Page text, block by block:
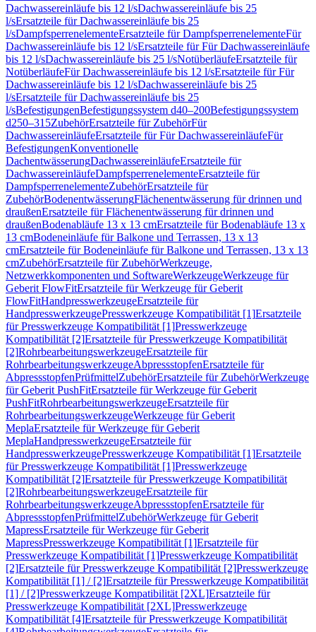
Dachwassereinläufe bis 12 l/sDachwassereinläufe bis 25
l/sErsatzteile für Dachwassereinläufe bis 25
l/sDampfsperrenelementeErsatzteile für DampfsperrenelementeFür
Dachwassereinläufe bis 12 l/sErsatzteile für Für Dachwassereinläufe
bis 12 l/sDachwassereinläufe bis 25 l/sNotüberläufeErsatzteile für
NotüberläufeFür Dachwassereinläufe bis 12 l/sErsatzteile für Für
Dachwassereinläufe bis 12 l/sDachwassereinläufe bis 25
l/sErsatzteile für Dachwassereinläufe bis 25
l/sBefestigungenBefestigungssystem d40–200Befestigungssystem
d250–315ZubehörErsatzteile für ZubehörFür
DachwassereinläufeErsatzteile für Für DachwassereinläufeFür
BefestigungenKonventionelle
DachentwässerungDachwassereinläufeErsatzteile für
DachwassereinläufeDampfsperrenelementeErsatzteile für
DampfsperrenelementeZubehörErsatzteile für
ZubehörBodenentwässerungFlächenentwässerung für drinnen und
draußenErsatzteile für Flächenentwässerung für drinnen und
draußenBodenabläufe 13 x 13 cmErsatzteile für Bodenabläufe 13 x
13 cmBodeneinläufe für Balkone und Terrassen, 13 x 13
cmErsatzteile für Bodeneinläufe für Balkone und Terrassen, 13 x 13
cmZubehörErsatzteile für ZubehörWerkzeuge,
Netzwerkkomponenten und SoftwareWerkzeugeWerkzeuge für
Geberit FlowFitErsatzteile für Werkzeuge für Geberit
FlowFitHandpresswerkzeugeErsatzteile für
HandpresswerkzeugePresswerkzeuge Kompatibilität [1]Ersatzteile
für Presswerkzeuge Kompatibilität [1]Presswerkzeuge
Kompatibilität [2]Ersatzteile für Presswerkzeuge Kompatibilität
[2]RohrbearbeitungswerkzeugeErsatzteile für
RohrbearbeitungswerkzeugeAbpressstopfenErsatzteile für
AbpressstopfenPrüfmittelZubehörErsatzteile für ZubehörWerkzeuge
für Geberit PushFitErsatzteile für Werkzeuge für Geberit
PushFitRohrbearbeitungswerkzeugeErsatzteile für
RohrbearbeitungswerkzeugeWerkzeuge für Geberit
MeplaErsatzteile für Werkzeuge für Geberit
MeplaHandpresswerkzeugeErsatzteile für
HandpresswerkzeugePresswerkzeuge Kompatibilität [1]Ersatzteile
für Presswerkzeuge Kompatibilität [1]Presswerkzeuge
Kompatibilität [2]Ersatzteile für Presswerkzeuge Kompatibilität
[2]RohrbearbeitungswerkzeugeErsatzteile für
RohrbearbeitungswerkzeugeAbpressstopfenErsatzteile für
AbpressstopfenPrüfmittelZubehörWerkzeuge für Geberit
MapressErsatzteile für Werkzeuge für Geberit
MapressPresswerkzeuge Kompatibilität [1]Ersatzteile für
Presswerkzeuge Kompatibilität [1]Presswerkzeuge Kompatibilität
[2]Ersatzteile für Presswerkzeuge Kompatibilität [2]Presswerkzeuge
Kompatibilität [1] / [2]Ersatzteile für Presswerkzeuge Kompatibilität
[1] / [2]Presswerkzeuge Kompatibilität [2XL]Ersatzteile für
Presswerkzeuge Kompatibilität [2XL]Presswerkzeuge
Kompatibilität [4]Ersatzteile für Presswerkzeuge Kompatibilität